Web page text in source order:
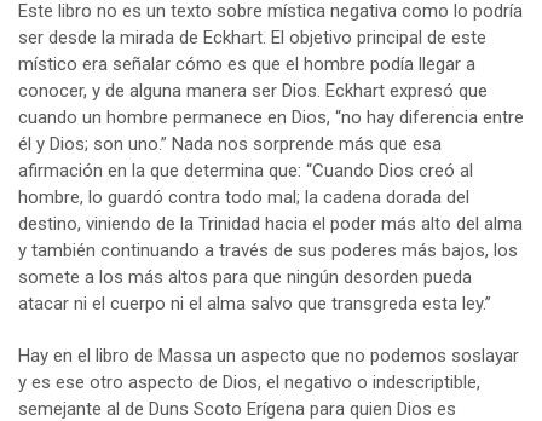
Este libro no es un texto sobre mística negativa como lo podría
ser desde la mirada de Eckhart. El objetivo principal de este
místico era señalar cómo es que el hombre podía llegar a
conocer, y de alguna manera ser Dios. Eckhart expresó que
cuando un hombre permanece en Dios, “no hay diferencia entre
él y Dios; son uno.” Nada nos sorprende más que esa
afirmación en la que determina que: “Cuando Dios creó al
hombre, lo guardó contra todo mal; la cadena dorada del
destino, viniendo de la Trinidad hacia el poder más alto del alma
y también continuando a través de sus poderes más bajos, los
somete a los más altos para que ningún desorden pueda
atacar ni el cuerpo ni el alma salvo que transgreda esta ley.”
Hay en el libro de Massa un aspecto que no podemos soslayar
y es ese otro aspecto de Dios, el negativo o indescriptible,
semejante al de Duns Scoto Erígena para quien Dios es